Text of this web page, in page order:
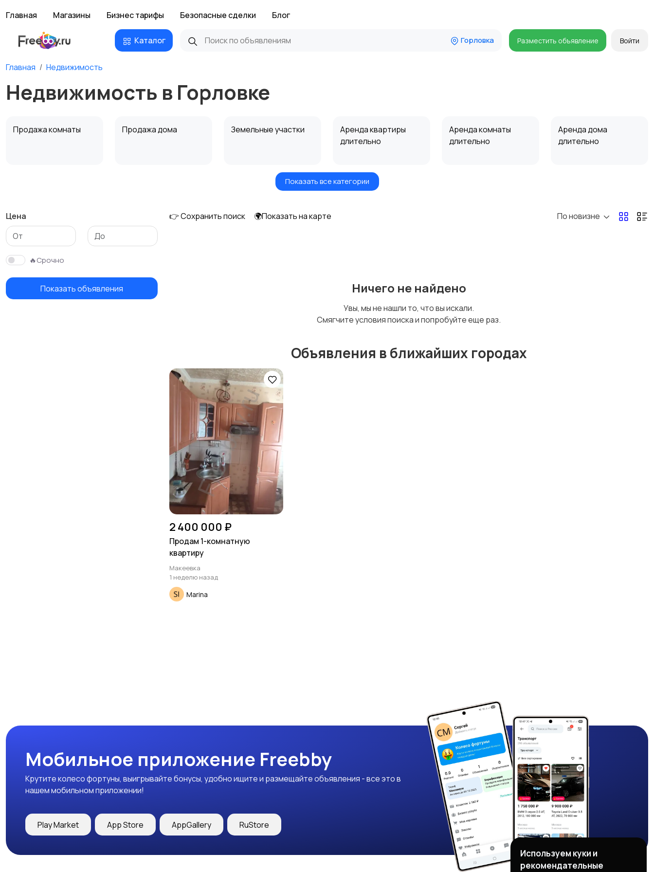
Главная Магазины Бизнес тарифы Безопасные сделки Блог
Каталог Горловка Разместить объявление Войти
Главная Недвижимость
Недвижимость в Горловке
Продажа комнаты Продажа дома Земельные участки
Аренда квартиры
длительно
Аренда комнаты
длительно
Аренда дома
длительно
Аренда дома
Коммерческая
Гаражи и
машиноместа
Показать все категории
Цена
🔥Срочно
Показать объявления
👉 Сохранить поиск 🌍Показать на карте По новизне
Ничего не найдено
Увы, мы не нашли то, что вы искали.
Смягчите условия поиска и попробуйте еще раз.
Объявления в ближайших городах
2 400 000 ₽
Продам 1-комнатную
квартиру
Макеевка
1 неделю назад
Marina
Мобильное приложение Freebby
Крутите колесо фортуны, выигрывайте бонусы, удобно ищите и размещайте объявления - все это в
нашем мобильном приложении!
Play Market App Store AppGallery RuStore
Используем куки и
рекомендательные